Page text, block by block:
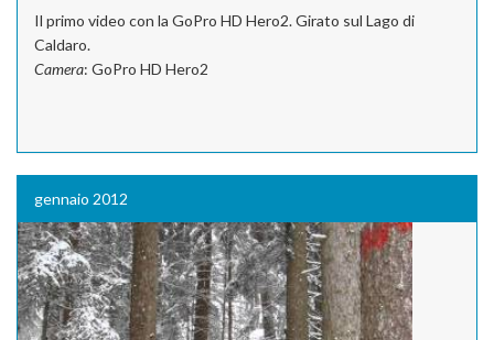
Il primo video con la GoPro HD Hero2. Girato sul Lago di
Caldaro.
Camera: GoPro HD Hero2
gennaio 2012